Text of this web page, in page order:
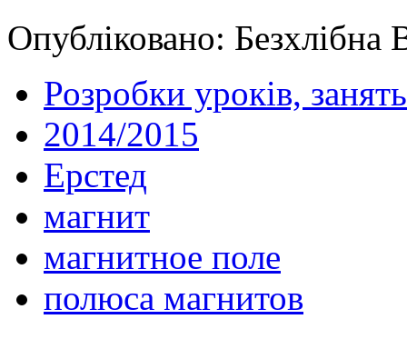
Опубліковано:
Розробки уроків, занять
2014/2015
Ерстед
магнит
магнитное поле
полюса магнитов